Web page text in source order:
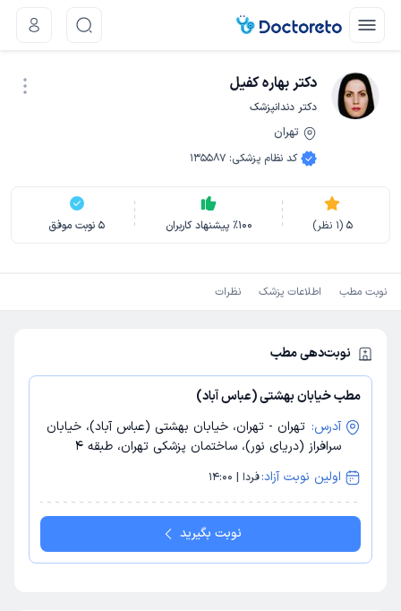
دکتر بهاره کفیل
دکتر دندانپزشک
تهران
کد نظام پزشکی:
135587
5
(
1 نظر) ٪100 پیشنهاد کاربران 5 نوبت موفق
نوبت مطب اطلاعات پزشک نظرات
نوبت‌دهی مطب
مطب خیابان بهشتی (عباس آباد)
آدرس: تهران - تهران، خیابان بهشتی (عباس آباد)، خیابان
سرافراز (دریای نور)، ساختمان پزشکی تهران، طبقه 4
اولین نوبت آزاد:فردا | 14:00
نوبت بگیرید